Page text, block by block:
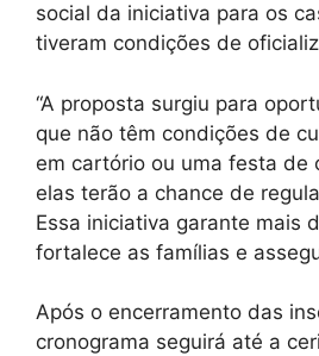
social da iniciativa para os
tiveram condições de
“A proposta surgiu para
que não têm condições de
em cartório ou uma festa de
elas terão a chance de
Essa iniciativa garante mais
fortalece as famílias e
Após o encerramento das
cronograma seguirá até a